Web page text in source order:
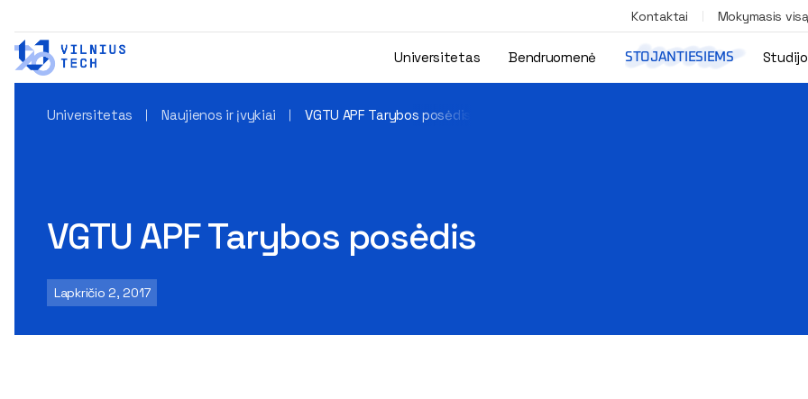
Kontaktai Mokymasis
Universitetas Bendruomenė STOJANTIESIEMS
Universitetas Naujienos ir įvykiai VGTU APF Tarybos posėdis
VGTU APF Tarybos posėdis
Lapkričio 2, 2017